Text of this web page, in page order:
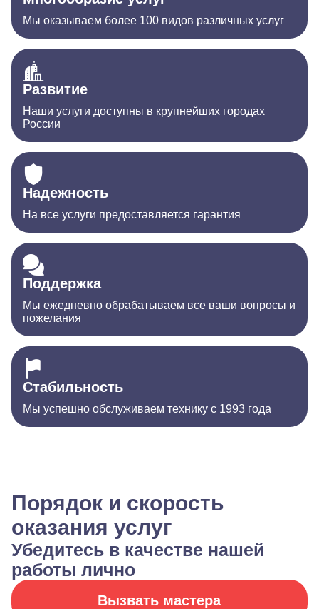
Мы оказываем более 100 видов различных услуг
Развитие
Наши услуги доступны в крупнейших городах
России
Надежность
На все услуги предоставляется гарантия
Поддержка
Мы ежедневно обрабатываем все ваши вопросы и
пожелания
Стабильность
Мы успешно обслуживаем технику с 1993 года
Порядок и скорость
оказания услуг
Убедитесь в качестве нашей
работы лично
Вызвать мастера